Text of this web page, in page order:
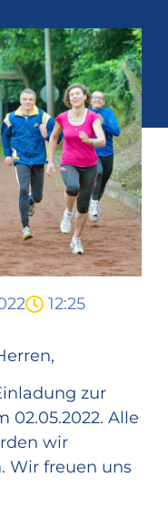
12:25
zur
Alle
wir
Wir freuen uns